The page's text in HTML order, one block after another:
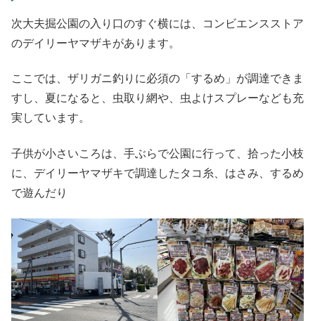
次大夫掘公園の入り口のすぐ横には、コンビエンスストア
のデイリーヤマザキがあります。
ここでは、ザリガニ釣りに必須の「するめ」が調達できま
すし、夏になると、虫取り網や、虫よけスプレーなども充
実しています。
子供が小さいころは、手ぶらで公園に行って、拾った小枝
に、デイリーヤマザキで調達したタコ糸、はさみ、するめ
で遊んだり